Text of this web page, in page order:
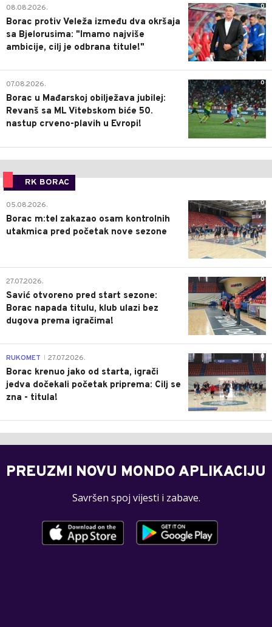
0
08.08.2026.
Borac protiv Veleža između dva okršaja
sa Bjelorusima: "Imamo najviše
ambicije, cilj je odbrana titule!"
0
07.08.2026.
Borac u Mađarskoj obilježava jubilej:
Revanš sa ML Vitebskom biće 50.
nastup crveno-plavih u Evropi!
RK BORAC
0
05.08.2026.
Borac m:tel zakazao osam kontrolnih
utakmica pred početak nove sezone
0
27.07.2026.
Savić otvoreno pred start sezone:
Borac napada titulu, klub ulazi bez
dugova prema igračima!
0
RUKOMET 27.07.2026.
Borac krenuo jako od starta, igrači
jedva dočekali početak priprema: Cilj se
zna - titula!
PREUZMI NOVU MONDO APLIKACIJU
Savršen spoj vijesti i zabave.